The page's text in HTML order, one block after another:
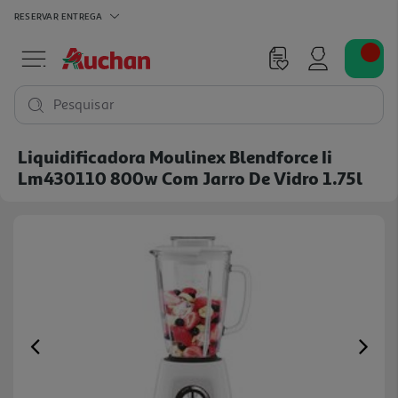
RESERVAR ENTREGA
Pesquisar
Liquidificadora Moulinex Blendforce Ii
Lm430110 800w Com Jarro De Vidro 1.75l
Previous